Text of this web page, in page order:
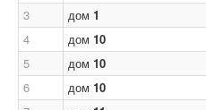
3
дом 1
4
дом 10
5
дом 10
6
дом 10